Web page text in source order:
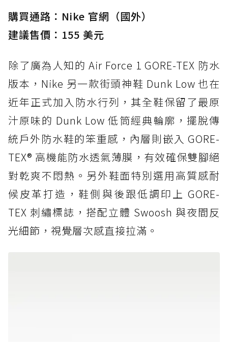
購買通路：Nike 官網（國外）
建議售價：155 美元
除了廣為人知的 Air Force 1 GORE-TEX 防水
版本，Nike 另一款街頭神鞋 Dunk Low 也在
近年正式加入防水行列，其全鞋保留了最原
汁原味的 Dunk Low 低筒經典輪廓，擺脫傳
統戶外防水鞋的笨重感，內層則嵌入 GORE-
TEX® 高機能防水透氣薄膜，有效確保雙腳絕
對乾爽不悶熱。另外鞋面特別選用高質感耐
候皮革打造，鞋側與後跟低調印上 GORE-
TEX 刺繡標誌，搭配立體 Swoosh 與夜間反
光細節，視覺層次感直接拉滿。